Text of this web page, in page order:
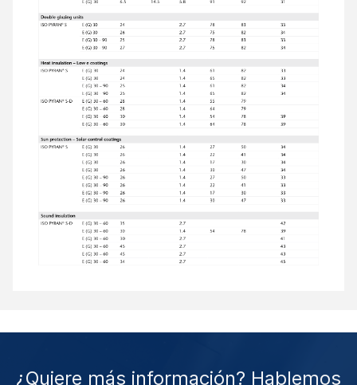
¿Quiere más información? Hablemos